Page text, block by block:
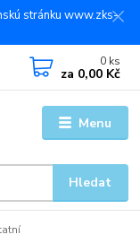
stránku www.zks-
Menu
Hledat
0 ks
za 0,00 Kč